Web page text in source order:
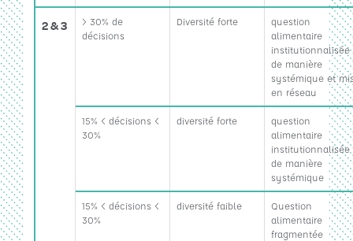
2 & 3
> 30% de
décisions
Diversité forte
question
alimentaire
institutionnalisée
de manière
systémique et
en réseau
15% < décisions <
30%
diversité forte
question
alimentaire
institutionnalisée
de manière
systémique
15% < décisions <
30%
diversité faible
Question
alimentaire
fragmentée